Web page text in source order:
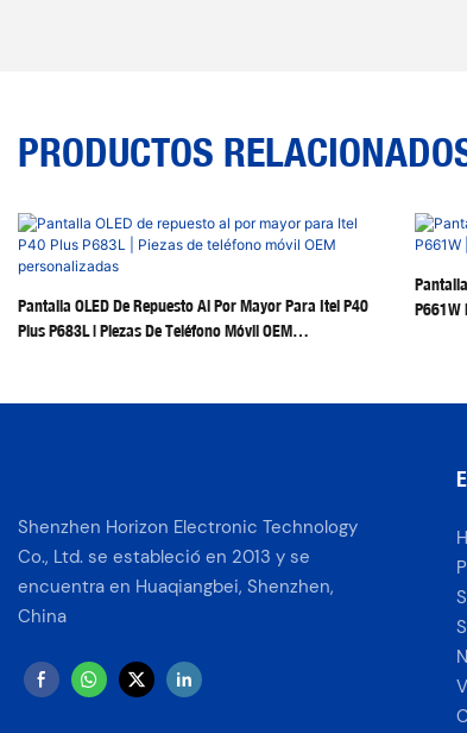
PRODUCTOS
Pantalla OLED De Repuesto Al Por Mayor Para Itel P40
Plus P683L | Piezas De Teléfono Móvil OEM
P661W
Shenzhen Horizon Electronic Technology
Co., Ltd. se estableció en 2013 y se
encuentra en Huaqiangbei, Shenzhen,
China